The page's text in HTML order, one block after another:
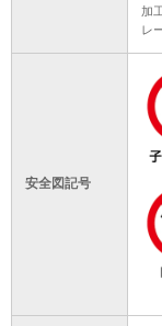
加
レ
安全図記号